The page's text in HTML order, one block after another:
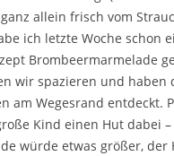
allein frisch vom
ich letzte Woche schon
Brombeermarmelade
wir spazieren und haben
am Wegesrand entdeckt.
Kind einen Hut dabei
würde etwas größer, der